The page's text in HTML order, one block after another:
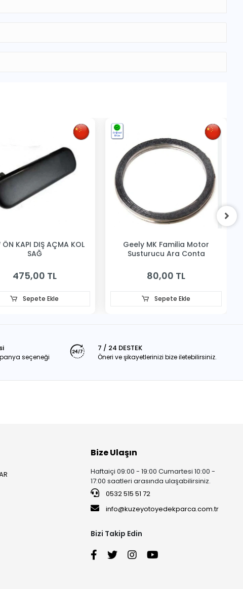
ÖN KAPI DIŞ AÇMA KOL
SAĞ
475,00 TL
Sepete Ekle
Geely MK Familia Motor
Susturucu Ara Conta
80,00 TL
Sepete Ekle
seçeneği
7 / 24 DESTEK
Öneri ve şikayetlerinizi bize iletebilirsiniz.
Bize Ulaşın
Haftaiçi 09:00 - 19:00 Cumartesi 10:00 -
17:00 saatleri arasında ulaşabilirsiniz.
0532 515 51 72
info@kuzeyotoyedekparca.com.tr
Bizi Takip Edin